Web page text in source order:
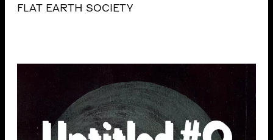
FLAT EARTH SOCIETY